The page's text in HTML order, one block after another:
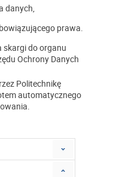
danych,
prawa.
skargi do organu
Ochrony Danych
Politechnikę
automatycznego